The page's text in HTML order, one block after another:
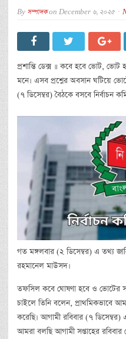
By সম্পাদকon December 6, 2025
প্রশান্তি ডেক্স ॥ কবে হবে ভোট, ভোট
মনে। এসব প্রশ্নের অবসান ঘটিয়ে
(৭ ডিসেম্বর) বৈঠকে বসবে নির্বাচন
গত মঙ্গলবার (২ ডিসেম্বর) এ তথ্য
রহমানেল মাউসদ।
তফসিল কবে ঘোষণা হবে ও ভোটের
চাইলে তিনি বলেন, প্রাথমিকভাবে
করেছি। আগামী রবিবার (৭
আমরা বলছি আগামী সপ্তাহের